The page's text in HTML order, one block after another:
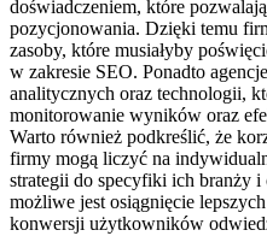
doświadczeniem, które
pozycjonowania. Dzięki temu
zasoby, które musiałyby
w zakresie SEO. Ponadto
analitycznych oraz technologii,
monitorowanie wyników oraz
Warto również podkreślić, że
firmy mogą liczyć na
strategii do specyfiki ich branży
możliwe jest osiągnięcie
konwersji użytkowników